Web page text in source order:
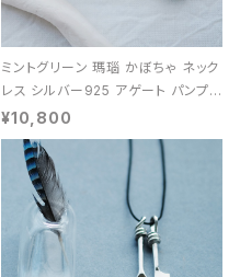
ミントグリーン 瑪瑙 かぼちゃ ネック
レス シルバー925 アゲート パンプキ
ン 天然石 レディース
¥10,800